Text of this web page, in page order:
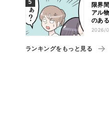
限界
アル
のあ
き夫
2026/
ランキングをもっと見る